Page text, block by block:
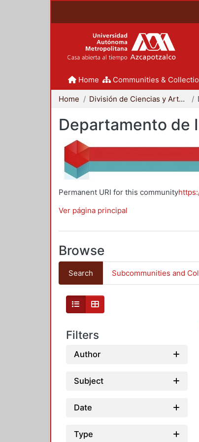
Home Communities &
Home División de Ciencias y Artes para el Diseño
Departamento de
Permanent URI for this community
Ver página principal
Browse
Search Subcommunities and
Filters
Author
Subject
Date
Type